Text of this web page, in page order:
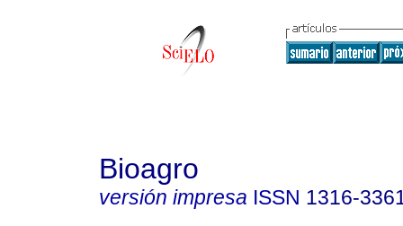
Bioagro
versión impresa ISSN 1316-